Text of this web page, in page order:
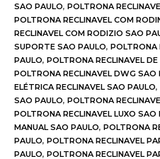
SAO PAULO, POLTRONA
POLTRONA RECLINAVEL COM
RECLINAVEL COM RODIZIO SAO
SUPORTE SAO PAULO, POLTRONA
PAULO, POLTRONA RECLINAVEL
POLTRONA RECLINAVEL DWG SAO
ELÉTRICA RECLINAVEL SAO PAULO,
SAO PAULO, POLTRONA
POLTRONA RECLINAVEL LUXO SAO
MANUAL SAO PAULO, POLTRONA
PAULO, POLTRONA RECLINAVEL
PAULO, POLTRONA RECLINAVEL